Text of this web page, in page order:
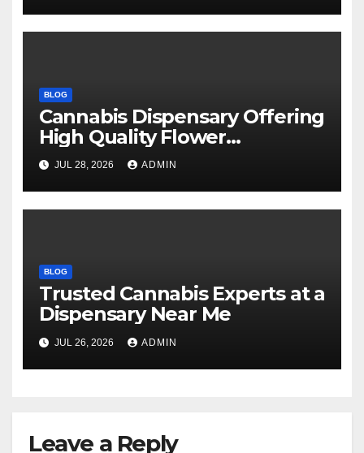
BLOG
Cannabis Dispensary Offering
High Quality Flower
Selections
JUL 28, 2026 ADMIN
BLOG
Trusted Cannabis Experts at a
Dispensary Near Me
JUL 26, 2026 ADMIN
Leave a Reply